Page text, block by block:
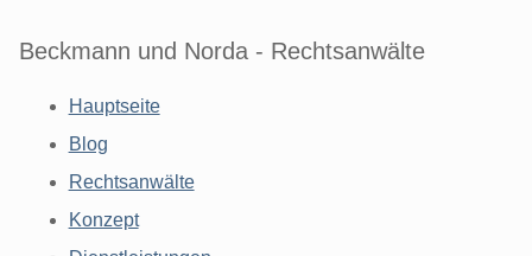
Beckmann und Norda - Rechtsanwälte
Hauptseite
Blog
Rechtsanwälte
Konzept